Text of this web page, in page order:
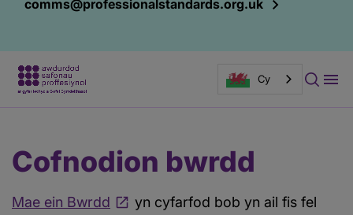
comms@professionalstandards.org.uk
Cy
gynnwys
tudalen
Cofnodion bwrdd
Mae ein Bwrdd
yn cyfarfod bob yn ail fis fel